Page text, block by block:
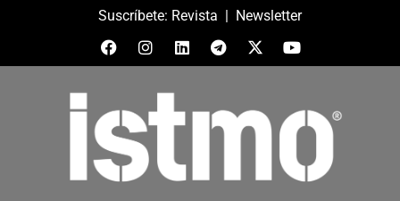
Suscríbete: Revista | Newsletter